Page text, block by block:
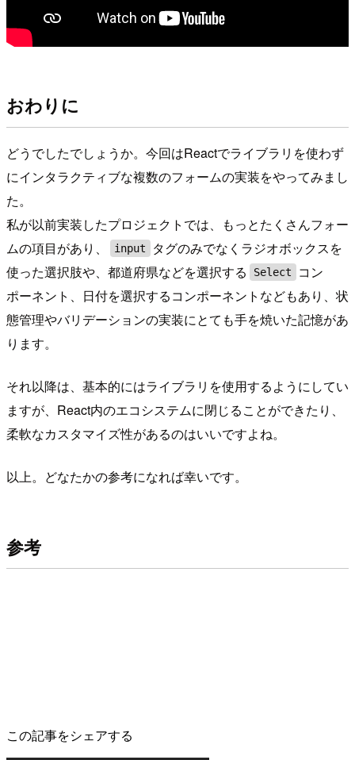
おわりに
どうでしたでしょうか。今回はReactでライブラリを使わず
にインタラクティブな複数のフォームの実装をやってみまし
た。
私が以前実装したプロジェクトでは、もっとたくさんフォー
ムの項目があり、
input
タグのみでなくラジオボックスを
使った選択肢や、都道府県などを選択する
Select
コン
ポーネント、日付を選択するコンポーネントなどもあり、状
態管理やバリデーションの実装にとても手を焼いた記憶があ
ります。
それ以降は、基本的にはライブラリを使用するようにしてい
ますが、React内のエコシステムに閉じることができたり、
柔軟なカスタマイズ性があるのはいいですよね。
以上。どなたかの参考になれば幸いです。
参考
この記事をシェアする